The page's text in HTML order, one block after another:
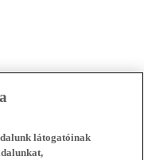
látogatóinak